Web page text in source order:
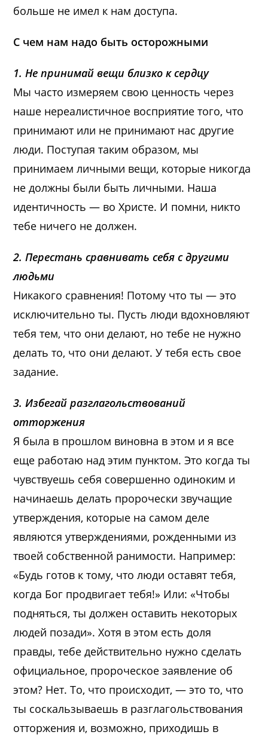
больше не имел к нам доступа.
С чем нам надо быть осторожными
1. Не принимай вещи близко к сердцу
Мы часто измеряем свою ценность через
наше нереалистичное восприятие того, что
принимают или не принимают нас другие
люди. Поступая таким образом, мы
принимаем личными вещи, которые никогда
не должны были быть личными. Наша
идентичность — во Христе. И помни, никто
тебе ничего не должен.
2. Перестань сравнивать себя с другими
людьми
Никакого сравнения! Потому что ты — это
исключительно ты. Пусть люди вдохновляют
тебя тем, что они делают, но тебе не нужно
делать то, что они делают. У тебя есть свое
задание.
3. Избегай разглагольствований
отторжения
Я была в прошлом виновна в этом и я все
еще работаю над этим пунктом. Это когда ты
чувствуешь себя совершенно одиноким и
начинаешь делать пророчески звучащие
утверждения, которые на самом деле
являются утверждениями, рожденными из
твоей собственной ранимости. Например:
«Будь готов к тому, что люди оставят тебя,
когда Бог продвигает тебя!» Или: «Чтобы
подняться, ты должен оставить некоторых
людей позади». Хотя в этом есть доля
правды, тебе действительно нужно сделать
официальное, пророческое заявление об
этом? Нет. То, что происходит, — это то, что
ты соскальзываешь в разглагольствования
отторжения и, возможно, приходишь в